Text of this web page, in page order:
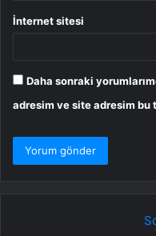
İnternet sitesi
Daha sonraki
adresim ve site adresim bu